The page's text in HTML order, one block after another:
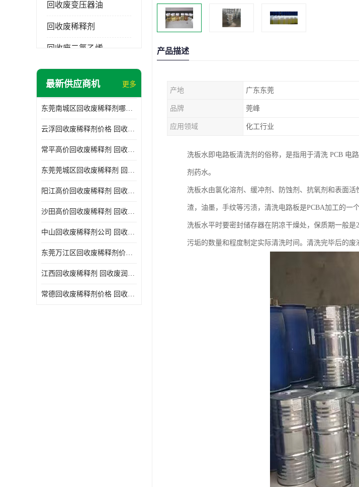
回收废变压器油
回收废稀释剂
回收废二氯乙烯
回收废清洗剂
回收废三氯乙烯
回收废清洗液
最新供应商机 更多
东莞南城区回收废稀释剂哪家好 回收废清洗剂
云浮回收废稀释剂价格 回收废润滑油
常平高价回收废稀释剂 回收废碳氢清洗剂
东莞莞城区回收废稀释剂 回收废食用油
阳江高价回收废稀释剂 回收废二氯甲烷
沙田高价回收废稀释剂 回收废机油
中山回收废稀释剂公司 回收废切削油
东莞万江区回收废稀释剂价格 回收废白电油
江西回收废稀释剂 回收废润滑油
常德回收废稀释剂价格 回收废清洗液
产品描述
产地 广东东莞
品牌 莞峰
应用领域 化工行业
洗板水即电路板清洗剂的俗称，是指用于清洗 PCB 电
剂药水。
洗板水由氯化溶剂、缓冲剂、防蚀剂、抗氧剂和表面
渣，油墨，手纹等污渍，清洗电路板是PCBA加工的一
洗板水平时要密封储存器在阴凉干燥处，保质期一般
污垢的数量和程度制定实际清洗时间。清洗完毕后的废